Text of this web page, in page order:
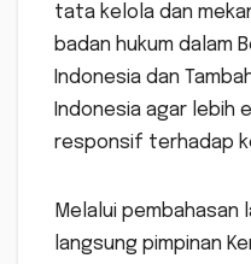
tata kelola dan
badan hukum dalam
Indonesia dan
Indonesia agar lebih
responsif terhadap
Melalui pembahasan
langsung pimpinan